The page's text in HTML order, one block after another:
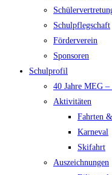
Schulpflegschaft
Förderverein
Sponsoren
Schulprofil
40 Jahre MEG
Aktivitäten
Fahrten
Karneval
Skifahrt
Auszeichnungen